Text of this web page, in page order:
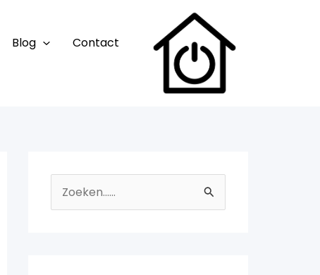
Blog
Contact